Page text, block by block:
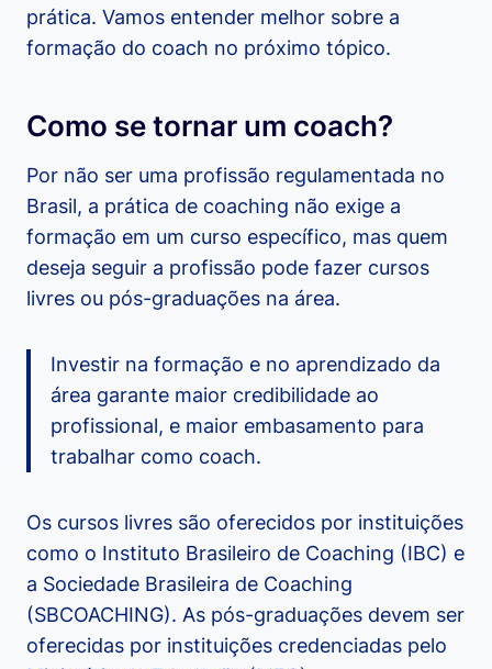
prática. Vamos entender melhor sobre a
formação do coach no próximo tópico.
Como se tornar um coach?
Por não ser uma profissão regulamentada no
Brasil, a prática de coaching não exige a
formação em um curso específico, mas quem
deseja seguir a profissão pode fazer cursos
livres ou pós-graduações na área.
Investir na formação e no aprendizado da
área garante maior credibilidade ao
profissional, e maior embasamento para
trabalhar como coach.
Os cursos livres são oferecidos por instituições
como o Instituto Brasileiro de Coaching (IBC) e
a Sociedade Brasileira de Coaching
(SBCOACHING). As pós-graduações devem ser
oferecidas por instituições credenciadas pelo